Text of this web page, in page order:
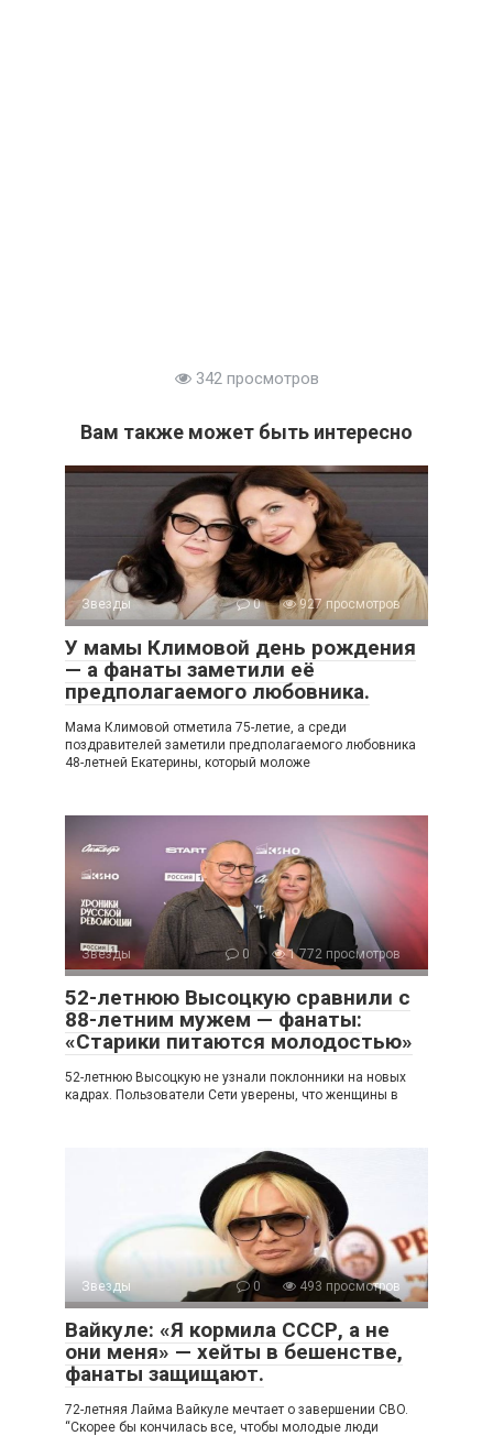
342 просмотров
Вам также может быть интересно
Звезды 0 927 просмотров
У мамы Климовой день рождения
— а фанаты заметили её
предполагаемого любовника.
Мама Климовой отметила 75-летие, а среди
поздравителей заметили предполагаемого любовника
48-летней Екатерины, который моложе
Звезды 0 1 772 просмотров
52-летнюю Высоцкую сравнили с
88-летним мужем — фанаты:
«Старики питаются молодостью»
52-летнюю Высоцкую не узнали поклонники на новых
кадрах. Пользователи Сети уверены, что женщины в
Звезды 0 493 просмотров
Вайкуле: «Я кормила СССР, а не
они меня» — хейты в бешенстве,
фанаты защищают.
72-летняя Лайма Вайкуле мечтает о завершении CBO.
“Скорее бы кончилась все, чтобы молодые люди